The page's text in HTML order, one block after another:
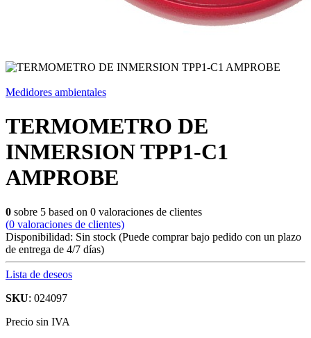
Medidores ambientales
TERMOMETRO DE
INMERSION TPP1-C1
AMPROBE
0 sobre 5 based on 0 valoraciones de clientes
(0 valoraciones de clientes)
Disponibilidad: Sin stock (Puede comprar bajo pedido con un plazo
de entrega de 4/7 días)
Lista de deseos
SKU: 024097
Precio sin IVA